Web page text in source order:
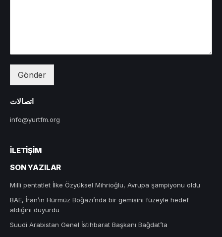
Gönder
اتصالات
info@yurtfm.org
İLETIŞIM
SON YAZILAR
Milli pentatlet İlke Özyüksel Mihrioğlu, Avrupa şampiyonu oldu
BAE, İran’ın Hürmüz Boğazı’nda bir gemisini füzeyle hedef
aldığını duyurdu
Suudi Arabistan Genel İstihbarat Başkanı Bağdat’ta